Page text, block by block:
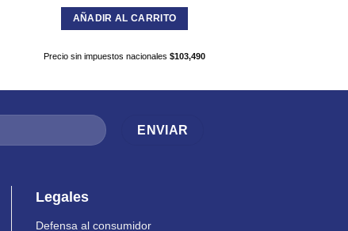
AÑADIR AL CARRITO
Precio sin impuestos nacionales $103,490
Legales
Defensa al consumidor